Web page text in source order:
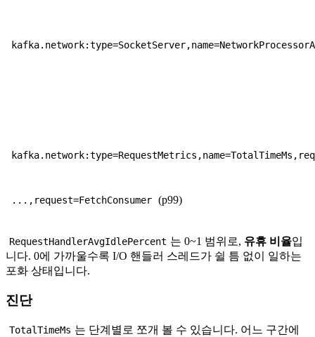
...,request=FetchConsumer (p99)
RequestHandlerAvgIdlePercent 는 0~1 범위로, 유휴 비율입
니다. 0에 가까울수록 I/O 핸들러 스레드가 쉴 틈 없이 일하는
포화 상태입니다.
진단
TotalTimeMs 는 단계별로 쪼개 볼 수 있습니다. 어느 구간에